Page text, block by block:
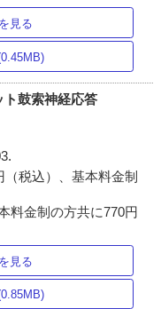
見る
ト鼓索神経応答
税込）、基本料金制
料金制の方共に770円
見る